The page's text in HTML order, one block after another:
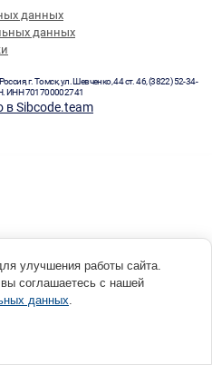
данных
данных
г. Томск, ул. Шевченко, 44 ст. 46, (3822) 52-34-
ИНН 701700002741
в Sibcode.team
улучшения работы сайта.
соглашаетесь с нашей
данных.